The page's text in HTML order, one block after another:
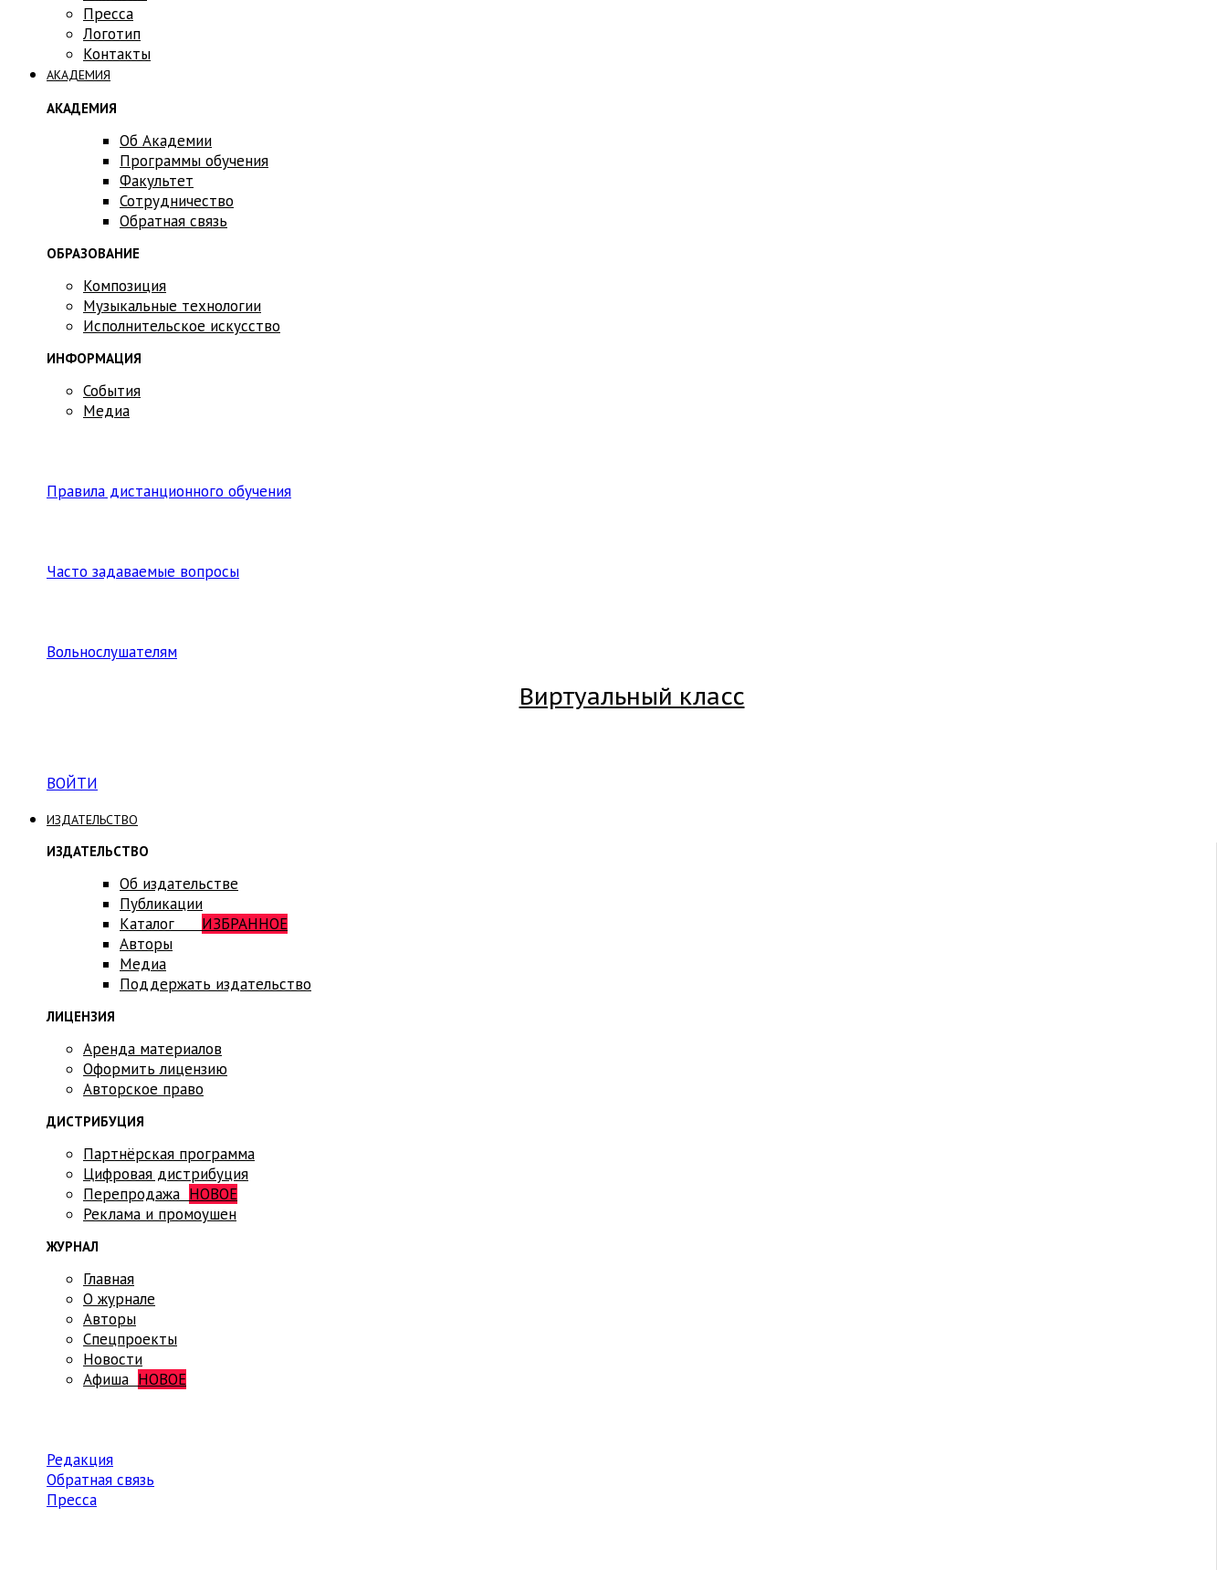
Пресса
Логотип
Контакты
АКАДЕМИЯ
АКАДЕМИЯ
Об Академии
Программы обучения
Факультет
Сотрудничество
Обратная связь
ОБРАЗОВАНИЕ
Композиция
Музыкальные технологии
Исполнительское искусство
ИНФОРМАЦИЯ
События
Медиа
Правила дистанционного обучения
Часто задаваемые вопросы
Вольнослушателям
Виртуальный класс
ВОЙТИ
ИЗДАТЕЛЬСТВО
ИЗДАТЕЛЬСТВО
Об издательстве
Публикации
Каталог ИЗБРАННОЕ
Авторы
Медиа
Поддержать издательство
ЛИЦЕНЗИЯ
Аренда материалов
Оформить лицензию
Авторское право
ДИСТРИБУЦИЯ
Партнёрская программа
Цифровая дистрибуция
Перепродажа НОВОЕ
Реклама и промоушен
ЖУРНАЛ
Главная
О журнале
Авторы
Спецпроекты
Новости
Афиша НОВОЕ
Редакция
Обратная связь
Пресса